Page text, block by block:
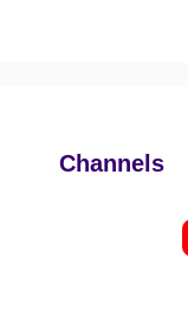
Channels